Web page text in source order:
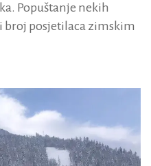
Popuštanje nekih
broj posjetilaca zimskim